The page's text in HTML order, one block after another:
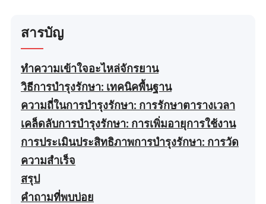
สารบัญ
ทำความเข้าใจอะไหล่จักรยาน
วิธีการบำรุงรักษา: เทคนิคพื้นฐาน
ความถี่ในการบำรุงรักษา: การรักษาตารางเวลา
เคล็ดลับการบำรุงรักษา: การเพิ่มอายุการใช้งาน
การประเมินประสิทธิภาพการบำรุงรักษา: การวัด
ความสำเร็จ
สรุป
คำถามที่พบบ่อย